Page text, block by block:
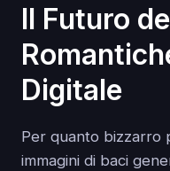
Il Futuro
Digitale
Per quanto bizzarro
immagini di baci